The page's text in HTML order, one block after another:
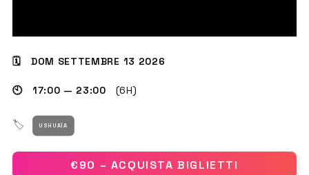
CERCA
🗓 DOM SETTEMBRE 13 2026
🕙 17:00 — 23:00 (6H)
🏷 USHUAÏA
€90 – ACQUISTA BIGLIETTI